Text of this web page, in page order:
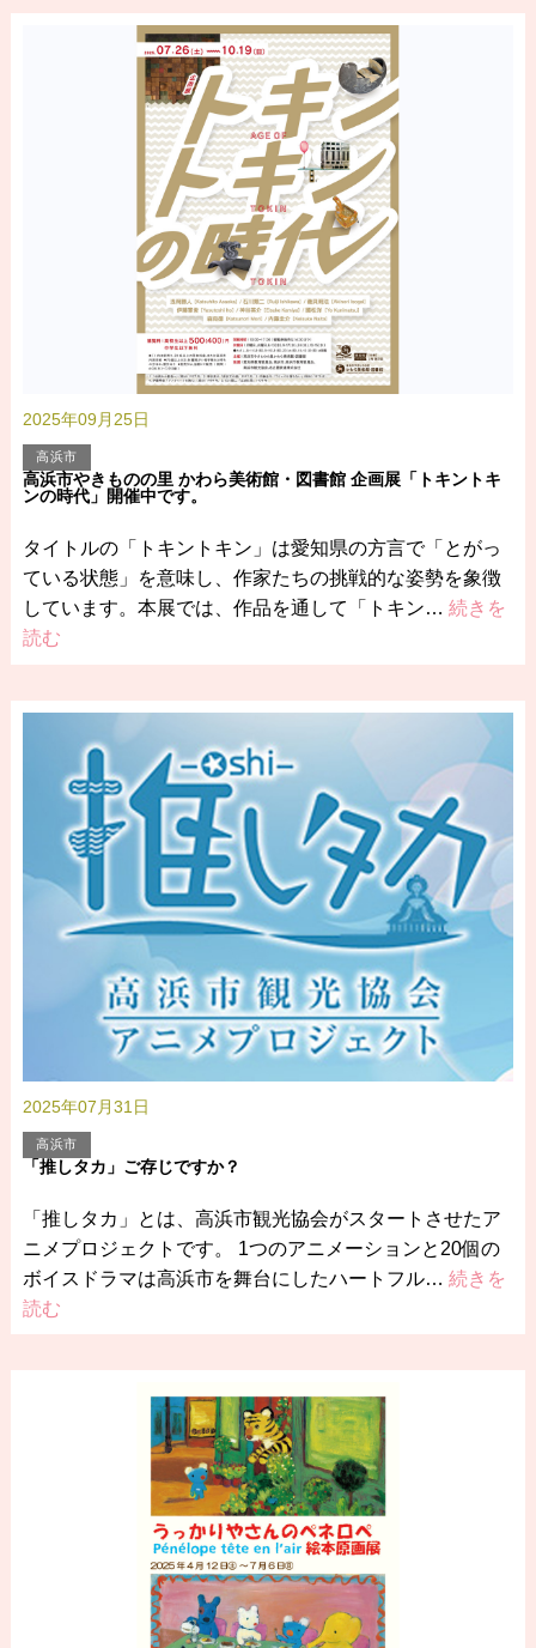
2025年09月25日
高浜市
高浜市やきものの里 かわら美術館・図書館 企画展「トキントキ
ンの時代」開催中です。
タイトルの「トキントキン」は愛知県の方言で「とがっ
ている状態」を意味し、作家たちの挑戦的な姿勢を象徴
しています。本展では、作品を通して「トキン… 続きを
読む
2025年07月31日
高浜市
「推しタカ」ご存じですか？
「推しタカ」とは、高浜市観光協会がスタートさせたア
ニメプロジェクトです。 1つのアニメーションと20個の
ボイスドラマは高浜市を舞台にしたハートフル… 続きを
読む